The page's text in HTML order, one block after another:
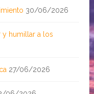
30/06/2026
y humillar a los
27/06/2026